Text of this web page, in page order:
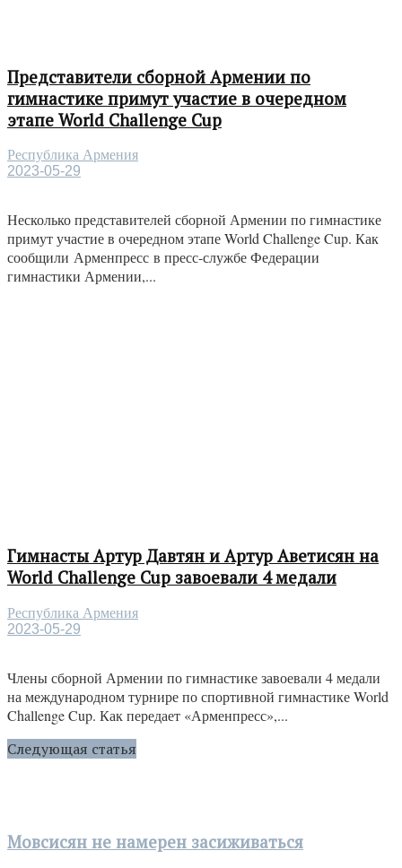
Представители сборной Армении по
гимнастике примут участие в очередном
этапе World Challenge Cup
Республика Армения
2023-05-29
Несколько представителей сборной Армении по гимнастике
примут участие в очередном этапе World Challenge Cup. Как
сообщили Арменпресс в пресс-службе Федерации
гимнастики Армении,...
Гимнасты Артур Давтян и Артур Аветисян на
World Challenge Cup завоевали 4 медали
Республика Армения
2023-05-29
Члены сборной Армении по гимнастике завоевали 4 медали
на международном турнире по спортивной гимнастике World
Challenge Cup. Как передает «Арменпресс»,...
Следующая статья
Мовсисян не намерен засиживаться